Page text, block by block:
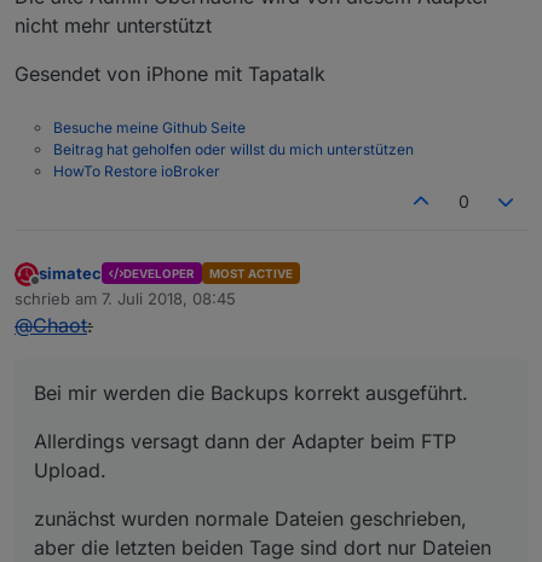
nicht mehr unterstützt
Gesendet von iPhone mit Tapatalk
Besuche meine Github Seite
Beitrag hat geholfen oder willst du mich unterstützen
HowTo Restore ioBroker
0
Offline
simatec DEVELOPER MOST ACTIVE
schrieb am 7. Juli 2018, 08:45
zuletzt editiert von
@Chaot:
Bei mir werden die Backups korrekt ausgeführt.
Allerdings versagt dann der Adapter beim FTP
Upload.
zunächst wurden normale Dateien geschrieben,
aber die letzten beiden Tage sind dort nur Dateien